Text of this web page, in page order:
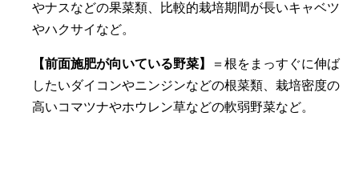
やナスなどの果菜類、比較的栽培期間が長いキャベツ
やハクサイなど。
【前面施肥が向いている野菜】
＝根をまっすぐに伸ば
したいダイコンやニンジンなどの根菜類、栽培密度の
高いコマツナやホウレン草などの軟弱野菜など。